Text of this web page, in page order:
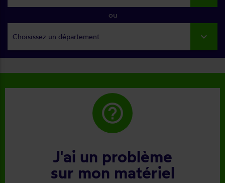
ou
Choisissez un département
help_outline
J'ai un problème
sur mon matériel